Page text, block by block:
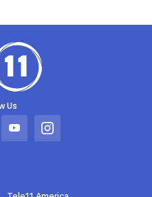
Us
Abrir
Abrir